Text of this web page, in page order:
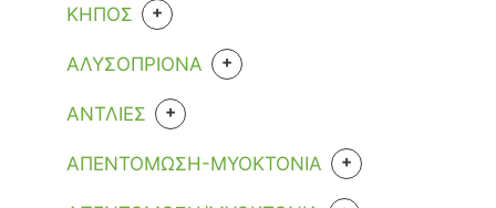
KHΠΟΣ
+
ΕΡΓΑΛΕΙΑ
ΑΛΥΣΟΠΡΙΟΝΑ +
ΑΝΑΛΩΣΙΜΑ
ΑΛΥΣΙΔΕΣ +ΛΙΠΑΝΤΙΚΑ+ΔΟΧΕΙΑ
ΒΕΝΖΙΝΗΣ
ΑΝΤΛΙΕΣ +
ΒΕΝΖΙΝΗΣ
ΑΠΕΝΤΟΜΩΣΗ-ΜΥΟΚΤΟΝΙΑ +
ΚΑΤΣΑΡΙΔΕΣ